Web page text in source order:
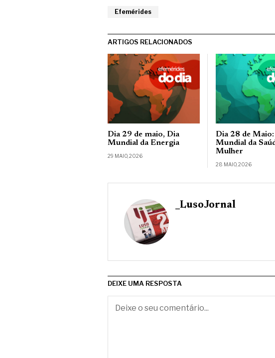
Efemérides
ARTIGOS RELACIONADOS
Dia 29 de maio, Dia
Mundial da Energia
29 MAIO, 2026
Dia 28 de
Mundial da
Mulher
28 MAIO, 2026
_LusoJornal
DEIXE UMA RESPOSTA